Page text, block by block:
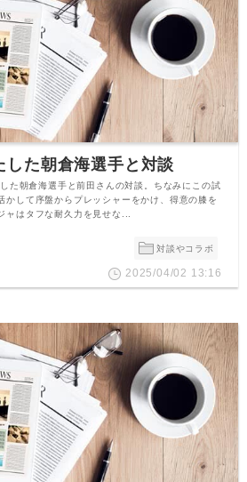
した朝倉海選手と対談
た朝倉海選手と前田さんの対談。ちなみにこの試
かして序盤からプレッシャーをかけ、得意の膝を
ャはタフな耐久力を見せな...
対談やコラボ
2025/04/02 13:16